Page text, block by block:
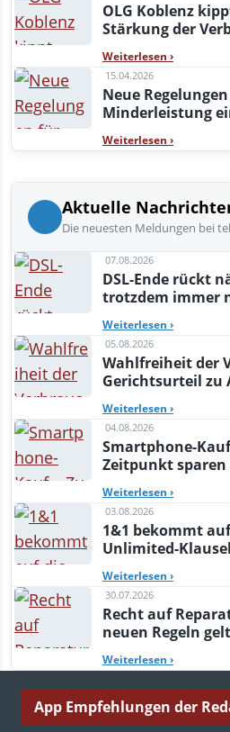
OLG Koblenz
Stärkung der
Weiterlesen ›
15.04.2026
Neue
Minderleistung
Weiterlesen ›
Aktuelle
Die neuesten Meldungen bei
07.08.2026
DSL-Ende rückt
trotzdem immer
Weiterlesen ›
05.08.2026
Wahlfreiheit der
Gerichtsurteil zu
Weiterlesen ›
04.08.2026
Smartphone-
Zeitpunkt
Weiterlesen ›
03.08.2026
1&1 bekommt
Unlimited-
Weiterlesen ›
30.07.2026
Recht auf
neuen Regeln
Weiterlesen ›
App Empfehlungen der